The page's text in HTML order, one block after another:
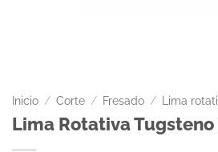
Inicio / Corte / Fresado / Lima
Lima Rotativa Tugsteno